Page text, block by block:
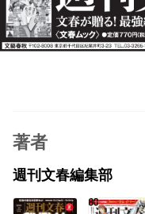
著者
週刊文春編集部